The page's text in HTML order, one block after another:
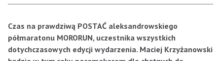
Czas na prawdziwą POSTAĆ aleksandrowskiego
półmaratonu MORORUN, uczestnika wszystkich
dotychczasowych edycji wydarzenia. Maciej Krzyżanowski